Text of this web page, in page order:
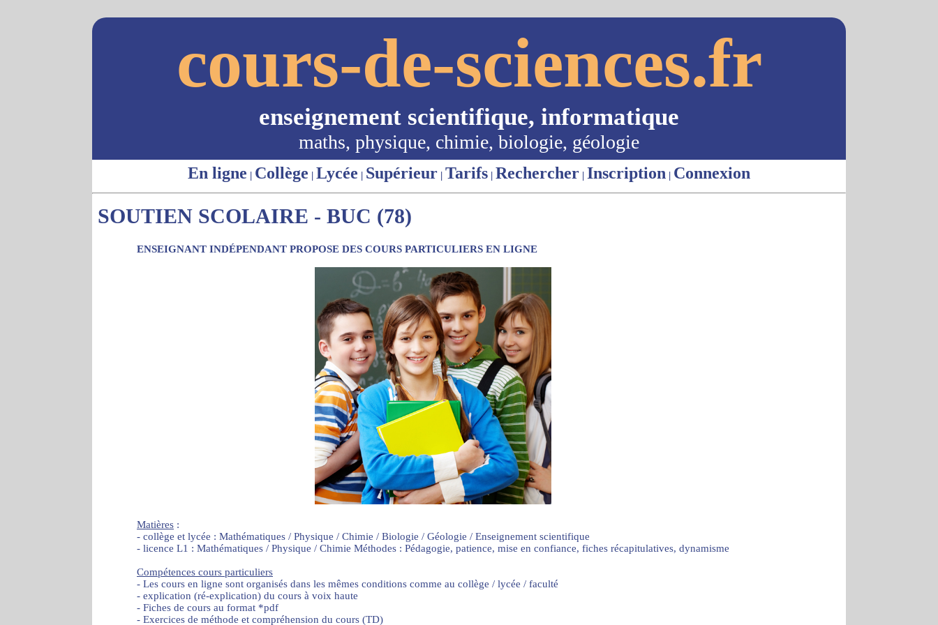
cours-de-sciences.fr
enseignement scientifique, informatique
maths, physique, chimie, biologie, géologie
En ligne | Collège | Lycée | Supérieur | Tarifs | Rechercher | Inscription | Connexion
SOUTIEN SCOLAIRE - BUC (78)
ENSEIGNANT INDÉPENDANT PROPOSE DES COURS PARTICULIERS EN LIGNE
Matières :
- collège et lycée : Mathématiques / Physique / Chimie / Biologie / Géologie / Enseignement scientifique
- licence L1 : Mathématiques / Physique / Chimie Méthodes : Pédagogie, patience, mise en confiance, fiches récapitulatives, dynamisme
Compétences cours particuliers
- Les cours en ligne sont organisés dans les mêmes conditions comme au collège / lycée / faculté
- explication (ré-explication) du cours à voix haute
- Fiches de cours au format *pdf
- Exercices de méthode et compréhension du cours (TD)